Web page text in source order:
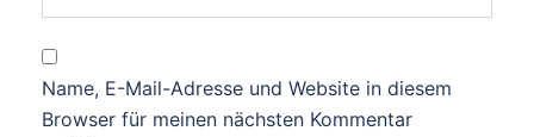
Name, E-Mail-Adresse und Website in diesem
Browser für meinen nächsten Kommentar